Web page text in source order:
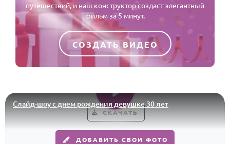
путешествий, и наш конструктор создаст элегантный
фильм за 5 минут.
СОЗДАТЬ ВИДЕО
Слайд-шоу с днем рождения девушке 30 лет
СКАЧАТЬ
ДОБАВИТЬ СВОИ ФОТО